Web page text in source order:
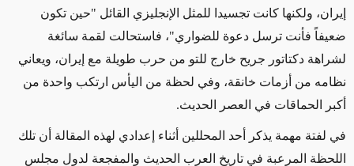
إيران، ولكنها كانت تجسيدا للمثل الإنجليزي القائل "حين تكون
ضعيفاً فأنت ترسل دعوة للضواري"، فاستحالت لقمة سائغة
لشراهة دكتاتور جريح خارج للتو من حرب طويلة مع إيران، ويعاني
نظامه من أزمات خانقة، وفي لحظة من اليأس ارتكب واحدة من
أكبر الحماقات في العصر الحديث.
في لفتة مهمة يذكر أحد المحللين أثناء إعدادي لهذه المقالة أن تلك
اللحظة المرعبة في تاريخ العرب الحديث والمفجعة لدول مجلس